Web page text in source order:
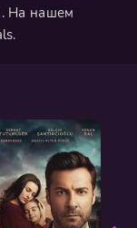
На нашем